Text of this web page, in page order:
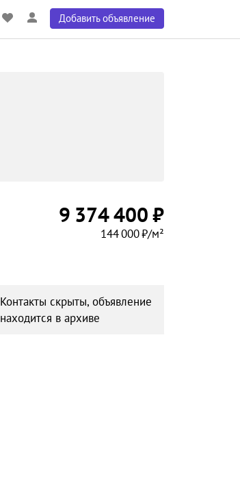
Добавить объявление
9 374 400 ₽
144 000 ₽/м²
Контакты скрыты, объявление
находится в архиве